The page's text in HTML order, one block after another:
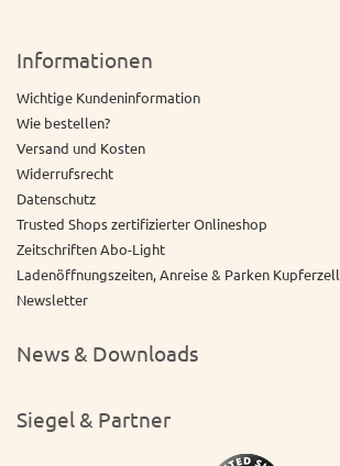
Informationen
Wichtige Kundeninformation
Wie bestellen?
Versand und Kosten
Widerrufsrecht
Datenschutz
Trusted Shops zertifizierter Onlineshop
Zeitschriften Abo-Light
Ladenöffnungszeiten, Anreise & Parken Kupferzell
Newsletter
News & Downloads
Siegel & Partner